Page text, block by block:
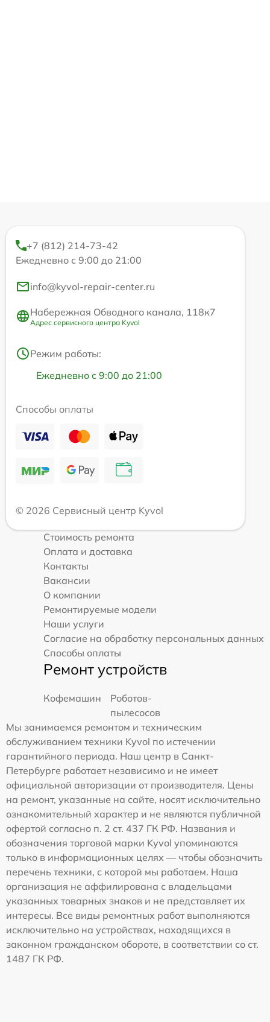
+7 (812) 214-73-42
Ежедневно с 9:00 до 21:00
info@kyvol-repair-center.ru
Набережная Обводного канала, 118к7
Адрес сервисного центра Kyvol
Режим работы:
Ежедневно с 9:00 до 21:00
Способы оплаты
© 2026 Сервисный центр Kyvol
Стоимость ремонта
Оплата и доставка
Контакты
Вакансии
О компании
Ремонтируемые модели
Наши услуги
Согласие на обработку персональных данных
Способы оплаты
Ремонт устройств
Кофемашин
Роботов-
пылесосов
Мы занимаемся ремонтом и техническим
обслуживанием техники Kyvol по истечении
гарантийного периода. Наш центр в Санкт-
Петербурге работает независимо и не имеет
официальной авторизации от производителя. Цены
на ремонт, указанные на сайте, носят исключительно
ознакомительный характер и не являются публичной
офертой согласно п. 2 ст. 437 ГК РФ. Названия и
обозначения торговой марки Kyvol упоминаются
только в информационных целях — чтобы обозначить
перечень техники, с которой мы работаем. Наша
организация не аффилирована с владельцами
указанных товарных знаков и не представляет их
интересы. Все виды ремонтных работ выполняются
исключительно на устройствах, находящихся в
законном гражданском обороте, в соответствии со ст.
1487 ГК РФ.